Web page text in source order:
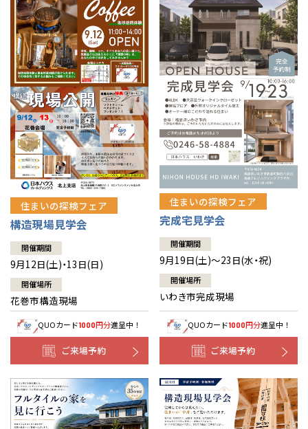
住まいの探検フェア
構造現場見学会
開催期間
9月12日(土)・13日(日)
開催場所
花巻市構造現場
QUOカード1000円分進呈中！
ご来場予約
住まいの探検フェア
完成宅見学会
開催期間
9月19日(土)～23日(水・祝)
開催場所
いわき市完成現場
QUOカード1000円分進呈中！
ご来場予約